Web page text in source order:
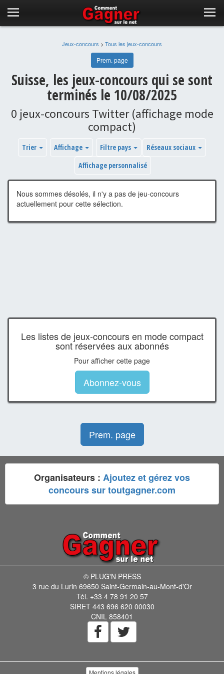
Jeux-concours > Tous les jeux-concours
Prem. page
Suisse, les jeux-concours qui se sont
terminés le 10/08/2025
0 jeux-concours Twitter (affichage mode
compact)
Trier Affichage Filtre pays
Réseaux sociaux
Affichage personnalisé
Nous sommes désolés, il n'y a pas de jeu-concours
actuellement pour cette sélection.
Les listes de jeux-concours en mode compact
sont réservées aux abonnés
Pour afficher cette page
Abonnez-vous
Prem. page
Organisateurs : Ajoutez et gérez vos
concours sur toutgagner.com
© PLUG'N PRESS
3 rue du Lurin 69650 Saint-Germain-au-Mont-d'Or
Tél. +33 4 78 91 20 57
SIRET 443 696 620 00030
CNIL 858401
Mentions légales